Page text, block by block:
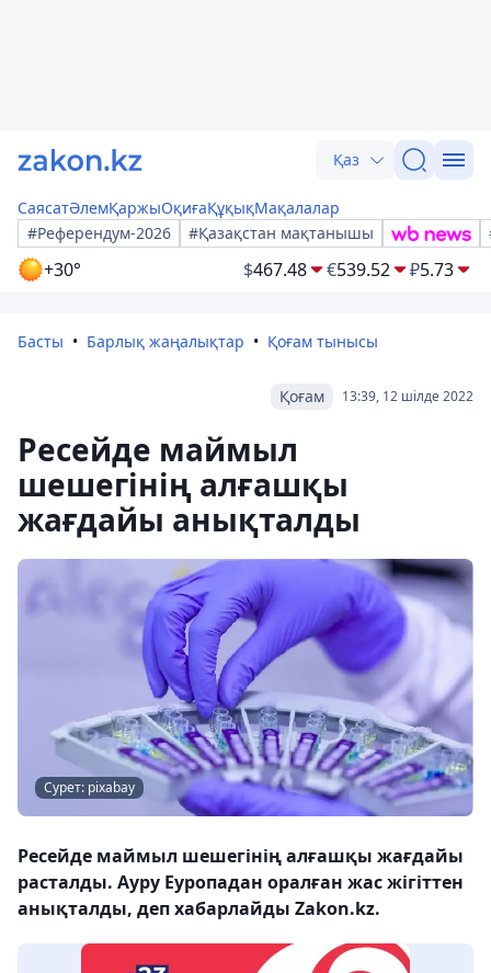
Қаз
СаясатӘлемҚаржыОқиғаҚұқықМақалалар
#Референдум-2026
#Қазақстан мақтанышы
+30° $467.48 €539.52 ₽5.73
Басты Барлық жаңалықтар Қоғам тынысы
13:39, 12 шілде 2022
Қоғам
Ресейде маймыл
шешегінің алғашқы
жағдайы анықталды
Сурет: pixabay
Ресейде маймыл шешегінің алғашқы жағдайы
расталды. Ауру Еуропадан оралған жас жігіттен
анықталды, деп хабарлайды Zakon.kz.